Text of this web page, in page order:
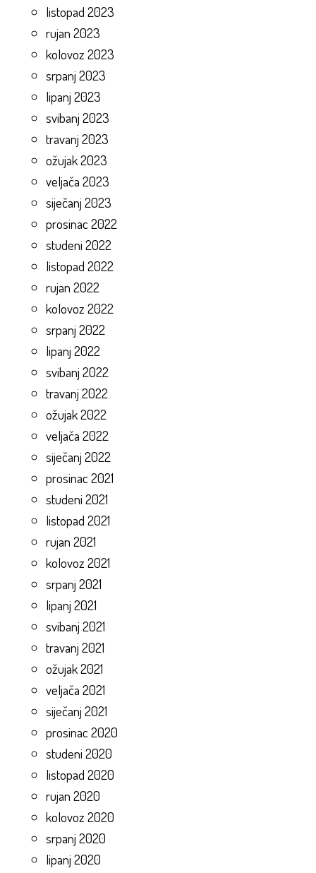
listopad 2023
rujan 2023
kolovoz 2023
srpanj 2023
lipanj 2023
svibanj 2023
travanj 2023
ožujak 2023
veljača 2023
siječanj 2023
prosinac 2022
studeni 2022
listopad 2022
rujan 2022
kolovoz 2022
srpanj 2022
lipanj 2022
svibanj 2022
travanj 2022
ožujak 2022
veljača 2022
siječanj 2022
prosinac 2021
studeni 2021
listopad 2021
rujan 2021
kolovoz 2021
srpanj 2021
lipanj 2021
svibanj 2021
travanj 2021
ožujak 2021
veljača 2021
siječanj 2021
prosinac 2020
studeni 2020
listopad 2020
rujan 2020
kolovoz 2020
srpanj 2020
lipanj 2020